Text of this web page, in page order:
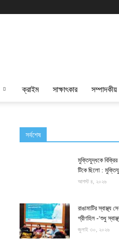
ক্রাইম সাক্ষাৎকার সম্পাদকীয়
সর্বশেষ
মুক্তিযুদ্ধকে
টিকে ছিলো :
আগস্ট ৪, ২০২৬
রাঙামাটির
গ্রীণহিল -‘শুধু
জুলাই ৩০, ২০২৬